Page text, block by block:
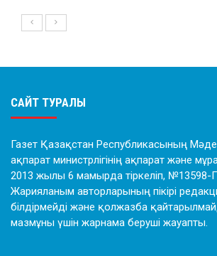
САЙТ ТУРАЛЫ
Газет Қазақстан Республикасының
ақпарат министрлігінің ақпарат және
2013 жылы 6 мамырда тіркеліп, №13598-Г
Жарияланым авторларының пікірі
білдірмейді және қолжазба
мазмұны үшін жарнама беруші жауапты.